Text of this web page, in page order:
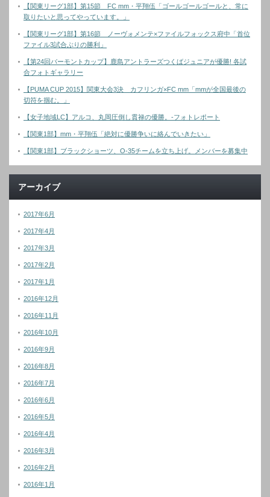
【関東リーグ1部】第15節 FC mm・平翔伍「ゴールゴールゴールと、常に
取りたいと思ってやっています。」
【関東リーグ1部】第16節 ノーヴォメンテ×ファイルフォックス府中「首位
ファイル3試合ぶりの勝利」
【第24回バーモントカップ】鹿島アントラーズつくばジュニアが優勝! 各試
合フォトギャラリー
【PUMA CUP 2015】関東大会3決 カフリンガ×FC mm「mmが全国最後の
切符を掴む。」
【女子地域LC】アルコ、丸岡圧倒し貫禄の優勝。-フォトレポート
【関東1部】mm・平翔伍「絶対に優勝争いに絡んでいきたい」
【関東1部】ブラックショーツ、O-35チームを立ち上げ。メンバーを募集中
アーカイブ
2017年6月
2017年4月
2017年3月
2017年2月
2017年1月
2016年12月
2016年11月
2016年10月
2016年9月
2016年8月
2016年7月
2016年6月
2016年5月
2016年4月
2016年3月
2016年2月
2016年1月